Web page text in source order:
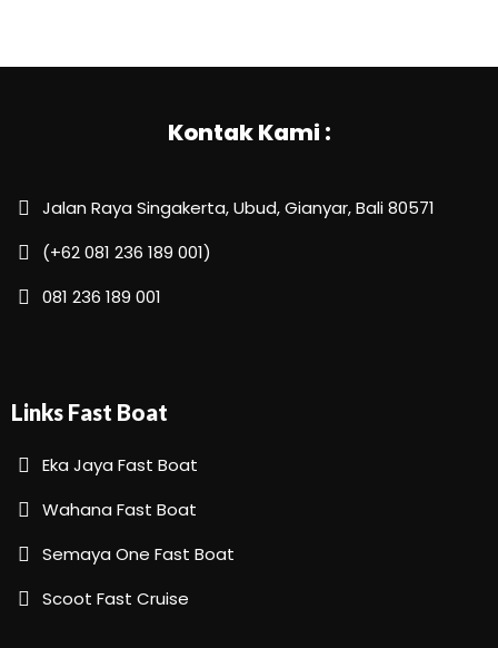
Kontak Kami :
Jalan Raya Singakerta, Ubud, Gianyar, Bali 80571
(+62 081 236 189 001)
081 236 189 001
Links Fast Boat
Eka Jaya Fast Boat
Wahana Fast Boat
Semaya One Fast Boat
Scoot Fast Cruise